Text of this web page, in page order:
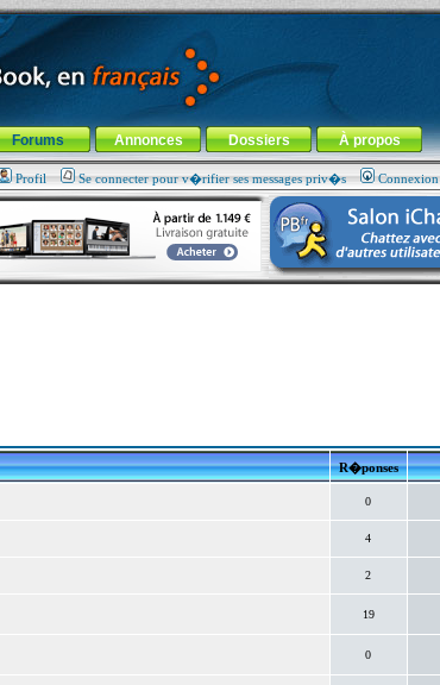
Forums Annonces Dossiers À propos
Profil Se connecter pour v�rifier ses messages priv�s Connexion
R�ponses
0
4
2
19
0